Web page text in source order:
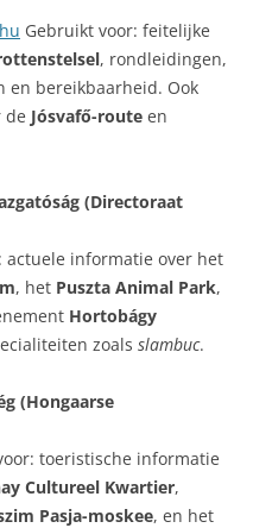
Gebruikt voor: feitelijke
, rondleidingen,
bereikbaarheid. Ook
de Jósvafő-route en
(Directoraat
actuele informatie over het
, het Puszta Animal Park,
Hortobágy
zoals slambuc.
(Hongaarse
toeristische informatie
Cultureel Kwartier,
Pasja-moskee, en het